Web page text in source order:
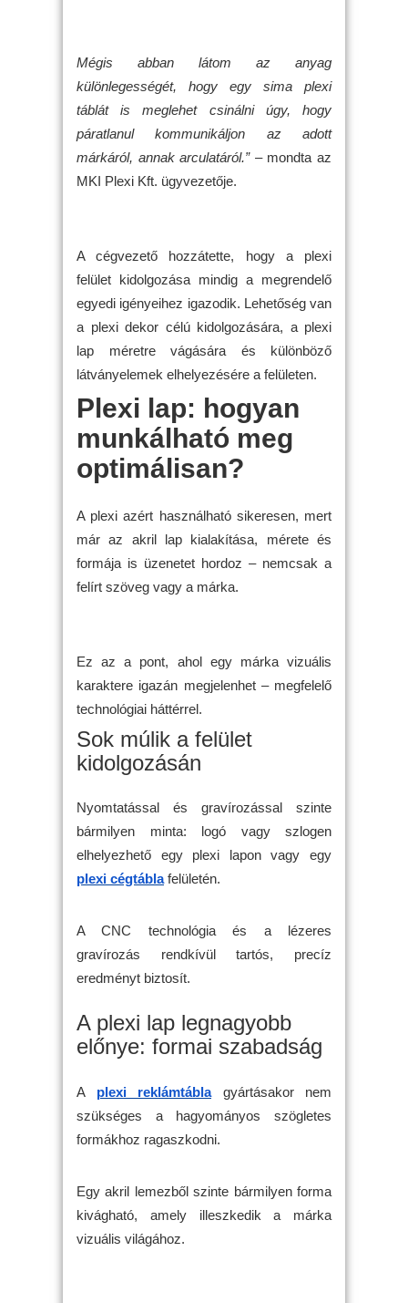
Mégis abban látom az anyag
különlegességét, hogy egy sima plexi
táblát is meglehet csinálni úgy, hogy
páratlanul kommunikáljon az adott
márkáról, annak arculatáról.”– mondta az
MKI Plexi Kft. ügyvezetője.
A cégvezető hozzátette, hogy a plexi
felület kidolgozása mindig a megrendelő
egyedi igényeihez igazodik. Lehetőség van
a plexi dekor célú kidolgozására, a plexi
lap méretre vágására és különböző
látványelemek elhelyezésére a felületen.
Plexi lap: hogyan
munkálható meg
optimálisan?
A plexi azért használható sikeresen, mert
már az akril lap kialakítása, mérete és
formája is üzenetet hordoz – nemcsak a
felírt szöveg vagy a márka.
Ez az a pont, ahol egy márka vizuális
karaktere igazán megjelenhet – megfelelő
technológiai háttérrel.
Sok múlik a felület
kidolgozásán
Nyomtatással és gravírozással szinte
bármilyen minta: logó vagy szlogen
elhelyezhető egy plexi lapon vagy egy
plexi cégtáblafelületén.
A CNC technológia és a lézeres
gravírozás rendkívül tartós, precíz
eredményt biztosít.
A plexi lap legnagyobb
előnye: formai szabadság
A plexi reklámtáblagyártásakor nem
szükséges a hagyományos szögletes
formákhoz ragaszkodni.
Egy akril lemezből szinte bármilyen forma
kivágható, amely illeszkedik a márka
vizuális világához.